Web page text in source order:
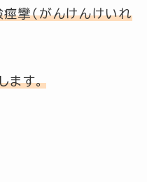
攣（がんけんけいれ
ます。